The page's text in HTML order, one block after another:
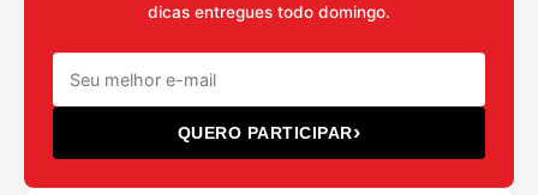
dicas entregues todo domingo.
QUERO PARTICIPAR›